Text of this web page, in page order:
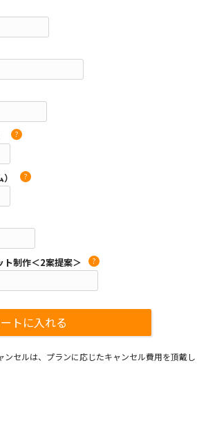
?
?
ト制作＜2案提案＞ ?
ンセルは、プランに応じたキャンセル費用を頂戴し